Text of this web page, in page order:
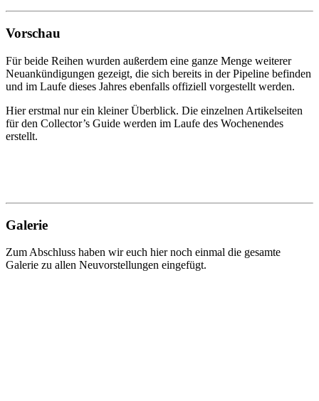
Vorschau
Für beide Reihen wurden außerdem eine ganze Menge weiterer
Neuankündigungen gezeigt, die sich bereits in der Pipeline befinden
und im Laufe dieses Jahres ebenfalls offiziell vorgestellt werden.
Hier erstmal nur ein kleiner Überblick. Die einzelnen Artikelseiten
für den Collector’s Guide werden im Laufe des Wochenendes
erstellt.
Galerie
Zum Abschluss haben wir euch hier noch einmal die gesamte
Galerie zu allen Neuvorstellungen eingefügt.